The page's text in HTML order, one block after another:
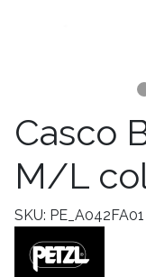
Casco
M/L
SKU: PE_A042FA01